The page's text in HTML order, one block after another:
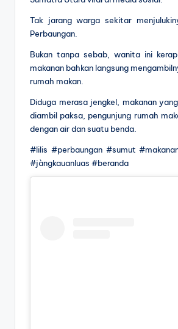
Tak jarang warga sekitar
Perbaungan.
Bukan tanpa sebab, wanita ini
makanan bahkan langsung
rumah makan.
Diduga merasa jengkel, makanan
diambil paksa, pengunjung rumah
dengan air dan suatu benda.
#lilis #perbaungan #sumut
#jàngkauanluas #beranda